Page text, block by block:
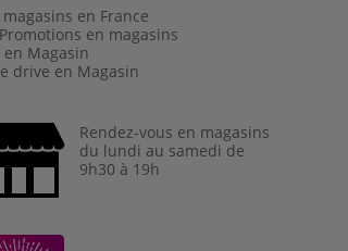
magasins en France
en magasins
en Magasin
drive en Magasin
Rendez-vous en magasins
du lundi au samedi de
9h30 à 19h